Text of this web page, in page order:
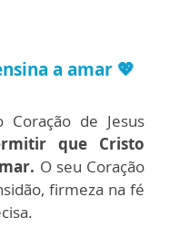
a amar 💖
Coração de Jesus
que Cristo
O seu Coração
firmeza na fé